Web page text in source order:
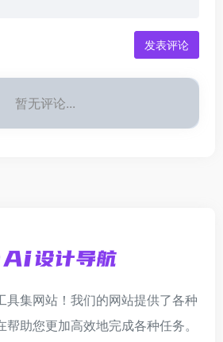
发表评论
暂无评论...
具集网站！我们的网站提供了各种
助您更加高效地完成各种任务。